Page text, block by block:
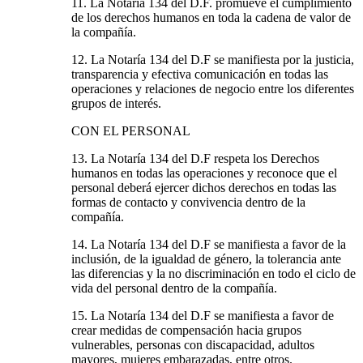
de los derechos humanos en toda la cadena de valor de
la compañía.
12. La Notaría 134 del D.F se manifiesta por la justicia,
transparencia y efectiva comunicación en todas las
operaciones y relaciones de negocio entre los diferentes
grupos de interés.
CON EL PERSONAL
13. La Notaría 134 del D.F respeta los Derechos
humanos en todas las operaciones y reconoce que el
personal deberá ejercer dichos derechos en todas las
formas de contacto y convivencia dentro de la
compañía.
14. La Notaría 134 del D.F se manifiesta a favor de la
inclusión, de la igualdad de género, la tolerancia ante
las diferencias y la no discriminación en todo el ciclo de
vida del personal dentro de la compañía.
15. La Notaría 134 del D.F se manifiesta a favor de
crear medidas de compensación hacia grupos
vulnerables, personas con discapacidad, adultos
mayores, mujeres embarazadas, entre otros.